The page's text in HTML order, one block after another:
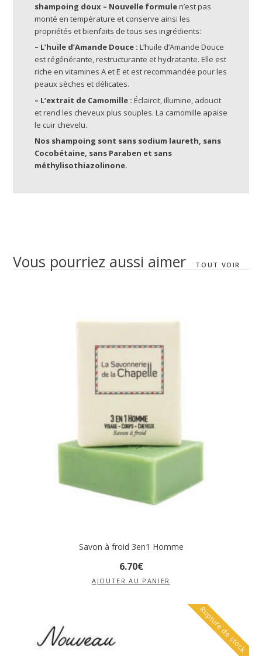
shampoing doux – Nouvelle formulen’est pas
monté en température et conserve ainsi les
propriétés et bienfaits de tous ses ingrédients:
– L’huile d’Amande Douce : L’huile d’Amande Douce
est régénérante, restructurante et hydratante. Elle est
riche en vitamines A et E et est recommandée pour les
peaux sèches et délicates.
– L’extrait de Camomille : Éclaircit, illumine, adoucit
et rend les cheveux plus souples. La camomille apaise
le cuir chevelu.
Nos shampoing sont sans sodium laureth, sans
Cocobétaine, sans Paraben et sans
méthylisothiazolinone.
Vous pourriez aussi aimer TOUT VOIR
Savon à froid 3en1 Homme
6.70€
AJOUTER AU PANIER
Rupture de stock